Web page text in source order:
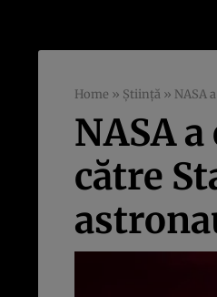
Home » Știință » NASA
NASA
către